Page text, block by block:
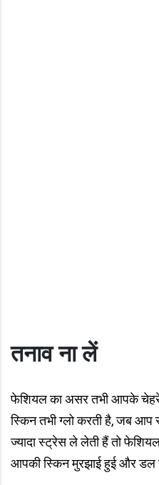
तनाव ना लें
फेशियल का असर तभी आपके
स्किन तभी ग्लो करती है, जब
ज्यादा स्ट्रेस ले लेती हैं तो
आपकी स्किन मुरझाई हुई और